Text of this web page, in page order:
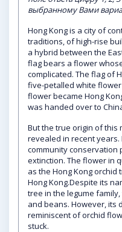
выбранному Вами
Hong Kong is a city of
traditions, of high-rise
a hybrid between the
flag bears a flower
complicated. The flag of
five-petalled white
flower became Hong
was handed over to
But the true origin of this
revealed in recent
community conservation
extinction. The flower in
as the Hong Kong
Hong Kong.Despite its
tree in the legume
and beans. However, its
reminiscent of orchid
stuck.